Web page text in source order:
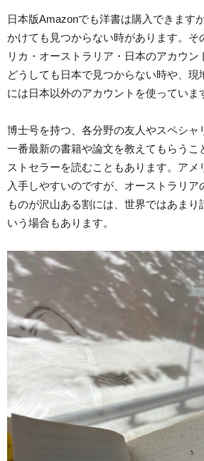
日本版Amazonでも洋書は購入できます
かけても見つからない時があります。そ
リカ・オーストラリア・日本のアカウン
どうしても日本で見つからない時や、現
には日本以外のアカウントを使っていま
博士号を持つ、各分野の友人やスペシャ
一番最新の書籍や論文を教えてもらうこ
ストセラーを読むこともあります。アメ
入手しやすいのですが、オーストラリア
ものが沢山ある割には、世界ではあまり
いう場合もあります。